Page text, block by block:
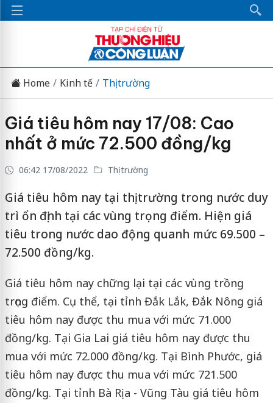
Home Kinh tế Thị trường
Giá tiêu hôm nay 17/08: Cao
nhất ở mức 72.500 đồng/kg
06:42 17/08/2022 Thị trường
Giá tiêu hôm nay tại thị trường trong nước duy
trì ổn định tại các vùng trọng điểm. Hiện giá
tiêu trong nước dao động quanh mức 69.500 –
72.500 đồng/kg.
Giá tiêu hôm nay chững lại tại các vùng trồng
trọng điểm. Cụ thể, tại tỉnh Đắk Lắk, Đắk Nông giá
tiêu hôm nay được thu mua với mức 71.000
đồng/kg. Tại Gia Lai giá tiêu hôm nay được thu
mua với mức 72.000 đồng/kg. Tại Bình Phước, giá
tiêu hôm nay được thu mua với mức 721.500
đồng/kg. Tại tỉnh Bà Rịa - Vũng Tàu giá tiêu hôm